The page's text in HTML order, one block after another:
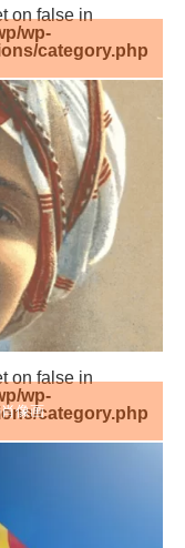
on false in
wp-
category.php
on false in
wp-
category.php
像画